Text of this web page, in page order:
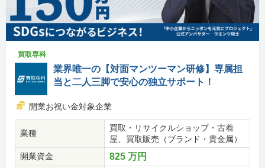
買取専科
業界唯一の【対面マンツーマン研修】専属担
当と二人三脚で安心の独立サポート！
開業お祝い金対象企業
業種
買取・リサイクルショップ・古着
屋、買取販売（ブランド・貴金属）
開業資金
825 万円